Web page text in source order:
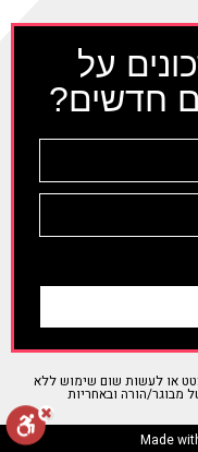
על
חדשים?
או לעשות שום שימוש ללא
מבוגר/הורה ובאחריות
Made